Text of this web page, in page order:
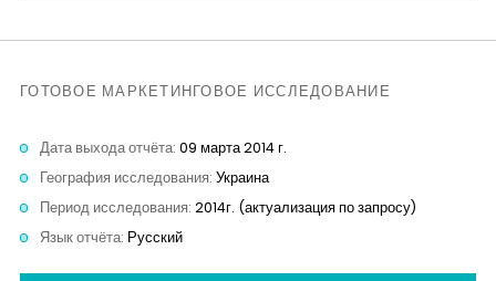
ГОТОВОЕ МАРКЕТИНГОВОЕ ИССЛЕДОВАНИЕ
Дата выхода отчёта: 09 марта 2014 г.
География исследования: Украина
Период исследования: 2014г. (актуализация по запросу)
Язык отчёта: Русский